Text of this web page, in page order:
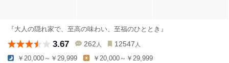
『大人の隠れ家で、⾄⾼の味わい、⾄福のひととき』
3.67 262 人 12547 人
￥20,000～￥29,999 ￥20,000～￥29,999